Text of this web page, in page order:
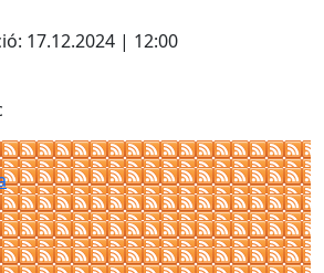
17.12.2024 | 12:00